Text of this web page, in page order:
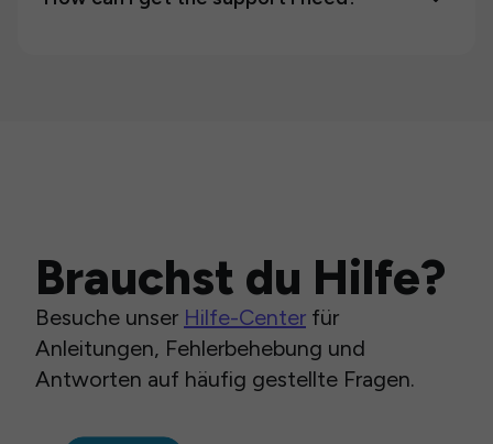
Brauchst du Hilfe?
Besuche unser Hilfe-Center für
Anleitungen, Fehlerbehebung und
Antworten auf häufig gestellte Fragen.